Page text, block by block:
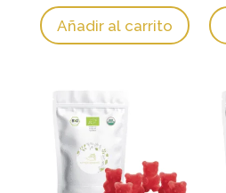
16,68 €
Añadir al carrito